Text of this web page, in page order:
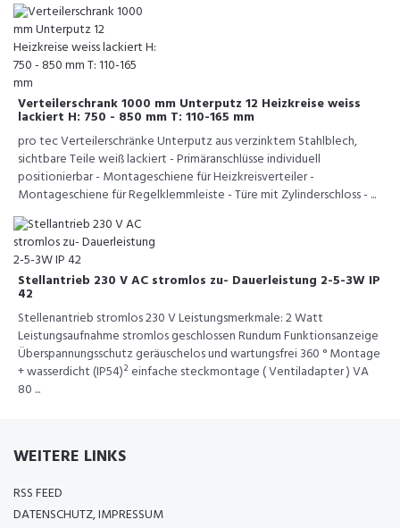
Verteilerschrank 1000 mm Unterputz 12 Heizkreise weiss
lackiert H: 750 - 850 mm T: 110-165 mm
pro tec Verteilerschränke Unterputz aus verzinktem Stahlblech,
sichtbare Teile weiß lackiert - Primäranschlüsse individuell
positionierbar - Montageschiene für Heizkreisverteiler -
Montageschiene für Regelklemmleiste - Türe mit Zylinderschloss - ...
Stellantrieb 230 V AC stromlos zu- Dauerleistung 2-5-3W IP
42
Stellenantrieb stromlos 230 V Leistungsmerkmale: 2 Watt
Leistungsaufnahme stromlos geschlossen Rundum Funktionsanzeige
Überspannungsschutz geräuschelos und wartungsfrei 360 ° Montage
+ wasserdicht (IP54)² einfache steckmontage ( Ventiladapter ) VA
80 ...
WEITERE LINKS
RSS FEED
DATENSCHUTZ, IMPRESSUM